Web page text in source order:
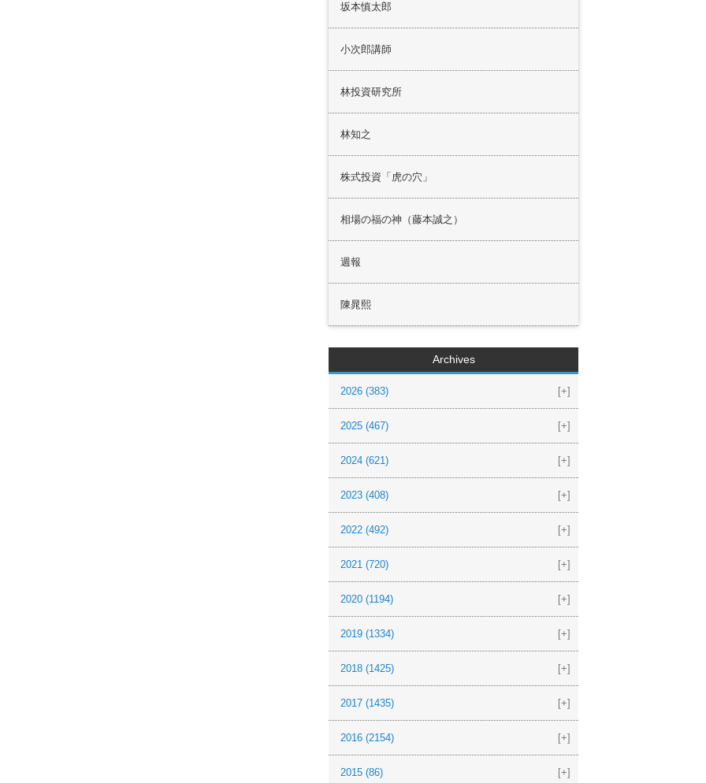
坂本慎太郎
小次郎講師
林投資研究所
林知之
株式投資「虎の穴」
相場の福の神（藤本誠之）
週報
陳晁熙
Archives
[+]
2026 (383)
[+]
2025 (467)
[+]
2024 (621)
[+]
2023 (408)
[+]
2022 (492)
[+]
2021 (720)
[+]
2020 (1194)
[+]
2019 (1334)
[+]
2018 (1425)
[+]
2017 (1435)
[+]
2016 (2154)
[+]
2015 (86)